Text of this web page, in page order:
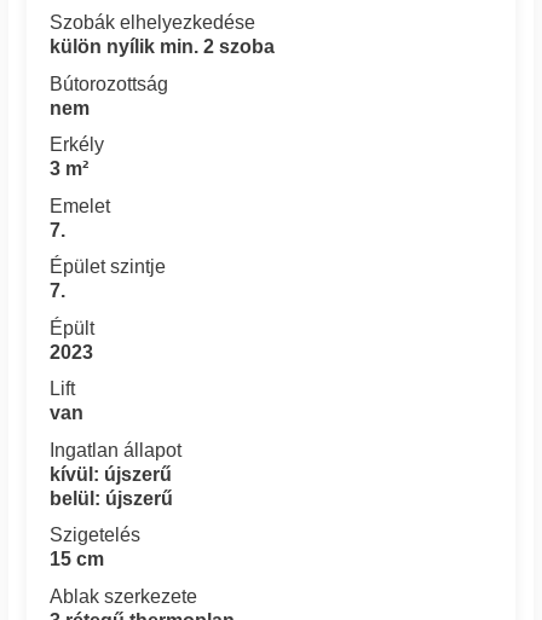
Szobák elhelyezkedése
külön nyílik min. 2 szoba
Bútorozottság
nem
Erkély
3 m²
Emelet
7.
Épület szintje
7.
Épült
2023
Lift
van
Ingatlan állapot
kívül: újszerű
belül: újszerű
Szigetelés
15 cm
Ablak szerkezete